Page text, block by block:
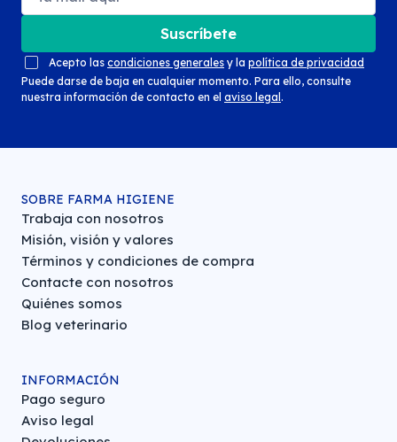
Suscríbete
Acepto las condiciones generales y la política de privacidad
Puede darse de baja en cualquier momento. Para ello, consulte
nuestra información de contacto en el aviso legal .
SOBRE FARMA HIGIENE
Trabaja con nosotros
Misión, visión y valores
Términos y condiciones de compra
Contacte con nosotros
Quiénes somos
Blog veterinario
INFORMACIÓN
Pago seguro
Aviso legal